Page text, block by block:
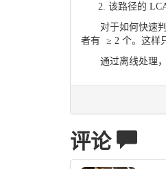
该路径的
对于如何快速
者有 ≥ 2 个。这样
通过离线处理
评论